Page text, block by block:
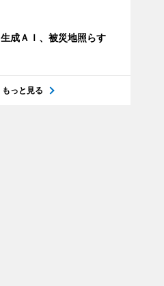
生成ＡＩ、被災地照らす
もっと見る